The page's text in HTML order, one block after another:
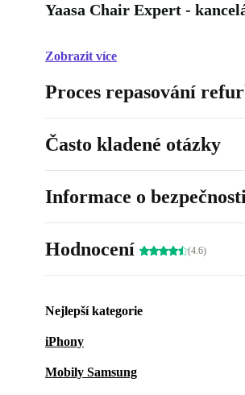
Yaasa Chair Expert -
Zobrazit více
Proces repasování
Často kladené otázky
Informace o
Hodnocení (4.6)
Nejlepší kategorie
iPhony
Mobily Samsung